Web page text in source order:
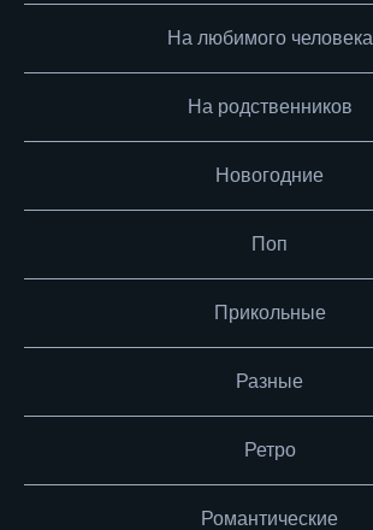
На любимого человека
На родственников
Новогодние
Поп
Прикольные
Разные
Ретро
Романтические